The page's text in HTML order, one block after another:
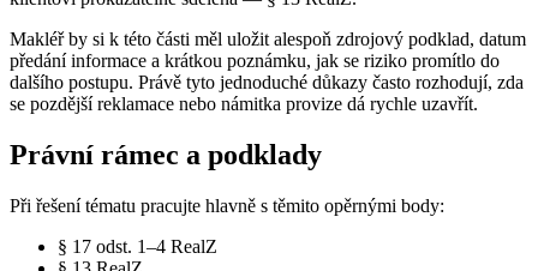
Makléř by si k této části měl uložit alespoň zdrojový podklad, datum
předání informace a krátkou poznámku, jak se riziko promítlo do
dalšího postupu. Právě tyto jednoduché důkazy často rozhodují, zda
se pozdější reklamace nebo námitka provize dá rychle uzavřít.
Právní rámec a podklady
Při řešení tématu pracujte hlavně s těmito opěrnými body:
§ 17 odst. 1–4 RealZ